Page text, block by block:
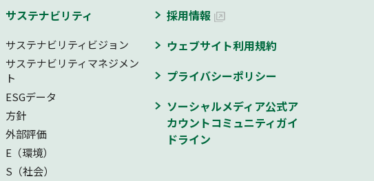
サステナビリティ
サステナビリティビジョン
サステナビリティマネジメン
ト
ESGデータ
方針
外部評価
E（環境）
S（社会）
採用情報
ウェブサイト利用規約
プライバシーポリシー
ソーシャルメディア公式ア
カウントコミュニティガイ
ドライン